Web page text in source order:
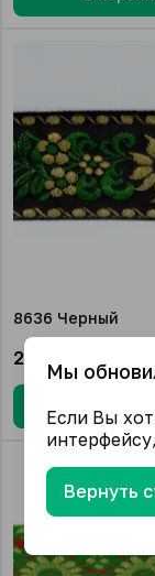
8636 Черный
2 147.44
Мы
Если Вы
Вернуть